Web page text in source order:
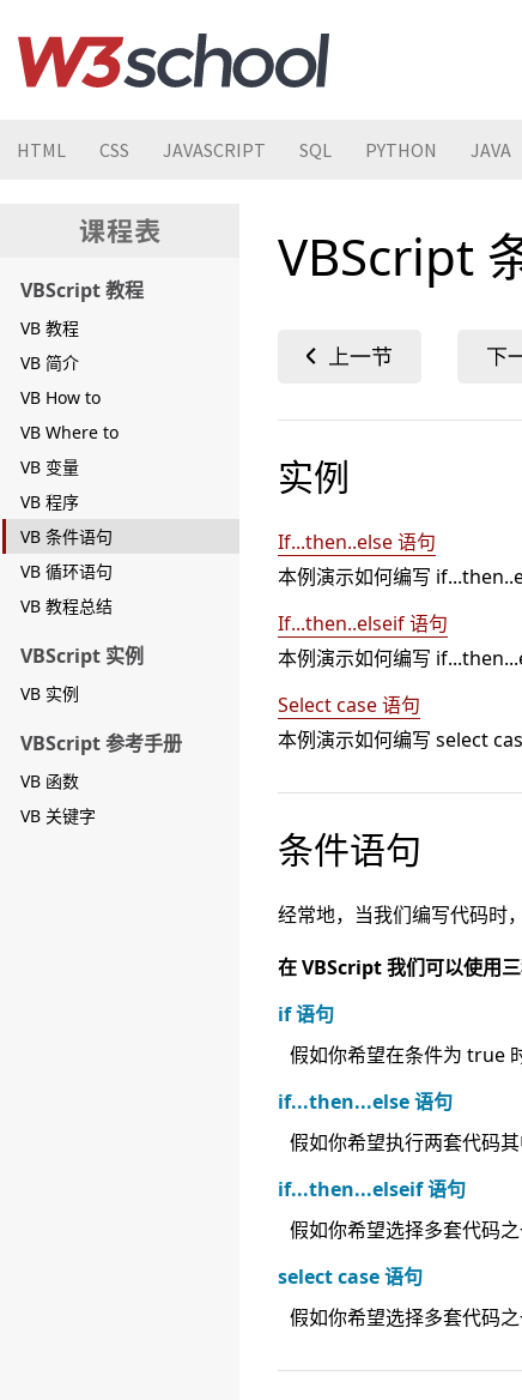
HTML CSS JAVASCRIPT SQL PYTHON JAVA
VBScript 教程
VB 教程
VB 简介
VB How to
VB Where to
VB 变量
VB 程序
VB 条件语句
VB 循环语句
VB 教程总结
VBScript 实例
VB 实例
VBScript 参考手册
VB 函数
VB 关键字
VBScript
实例
If...then..else 语句
本例演示如何编写
If...then..elseif 语句
本例演示如何编写
Select case 语句
本例演示如何编写 select
条件语句
经常地，当我们编写代码时
在 VBScript 我们可以使用三
if 语句
假如你希望在条件为 true
if...then...else 语句
假如你希望执行两套代码
if...then...elseif 语句
假如你希望选择多套代码
select case 语句
假如你希望选择多套代码